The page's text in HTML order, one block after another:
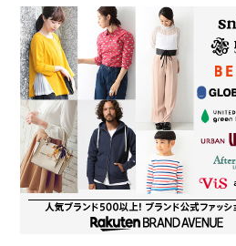
ー